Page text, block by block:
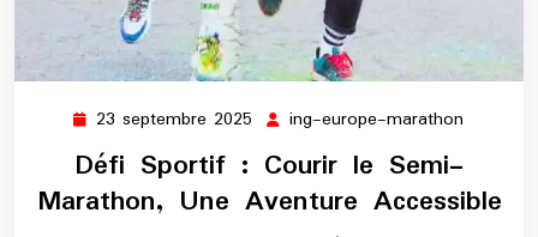
23 septembre 2025 23
septembre
2025
ing-europe-marathon
Défi Sportif : Courir le Semi-
Marathon, Une Aventure Accessible